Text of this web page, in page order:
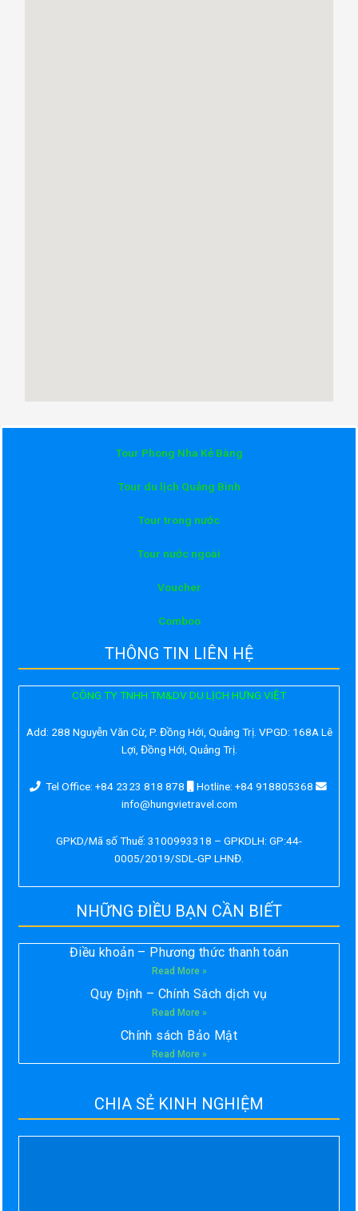
Tour Phong Nha Kẻ Bàng
Tour du lịch Quảng Bình
Tour trong nước
Tour nước ngoài
Voucher
Comboo
THÔNG TIN LIÊN HỆ
CÔNG TY TNHH TM&DV DU LỊCH HƯNG VIỆT
Add: 288 Nguyễn Văn Cừ, P. Đồng Hới, Quảng Trị. VPGD: 168A Lê
Lợi, Đồng Hới, Quảng Trị.
Tel Office: +84 2323 818 878
Hotline: +84 918805368
info@hungvietravel.com
GPKD/Mã số Thuế: 3100993318 – GPKDLH: GP:44-
0005/2019/SDL-GP LHNĐ.
NHỮNG ĐIỀU BẠN CẦN BIẾT
Điều khoản – Phương thức thanh toán
Read More »
Quy Định – Chính Sách dịch vụ
Read More »
Chính sách Bảo Mật
Read More »
CHIA SẺ KINH NGHIỆM